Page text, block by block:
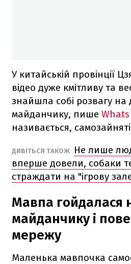
У китайській провінції
відео дуже кмітливу та
знайшла собі розвагу на
майданчику, пише Whats
називається,
ДИВІТЬСЯ ТАКОЖ
Не лише
вперше довели, собаки
страждати на "ігрову
Мавпа гойдалася
майданчику і
мережу
Маленька мавпочка